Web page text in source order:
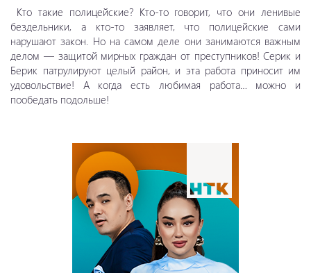
Кто такие полицейские? Кто-то говорит, что они ленивые
бездельники, а кто-то заявляет, что полицейские сами
нарушают закон. Но на самом деле они занимаются важным
делом — защитой мирных граждан от преступников! Серик и
Берик патрулируют целый район, и эта работа приносит им
удовольствие! А когда есть любимая работа… можно и
пообедать подольше!